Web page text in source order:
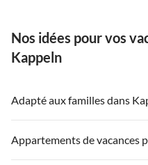
Nos idées pour vos
Kappeln
Adapté aux familles dans
Appartements de vacances